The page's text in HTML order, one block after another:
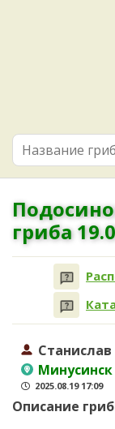
гриба
Минусинск
2025.08.19 17:09
Описание